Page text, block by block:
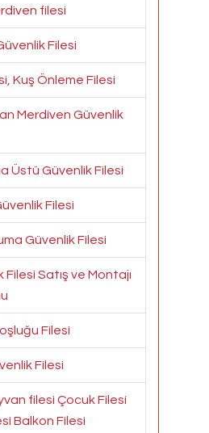
filesi
Filesi
Kuş Önleme Filesi
Merdiven Güvenlik
Üstü Güvenlik Filesi
Filesi
Güvenlik Filesi
Filesi Satış ve Montajı
Filesi
Filesi
filesi Çocuk Filesi
Balkon Filesi